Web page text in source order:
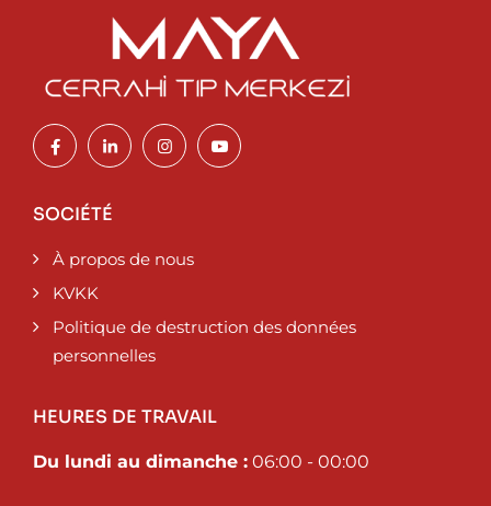
SOCIÉTÉ
À propos de nous
KVKK
Politique de destruction des données
personnelles
HEURES DE TRAVAIL
Du lundi au dimanche : 06:00 - 00:00